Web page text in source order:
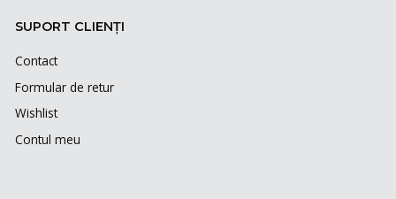
SUPORT CLIENȚI
Contact
Formular de retur
Wishlist
Contul meu